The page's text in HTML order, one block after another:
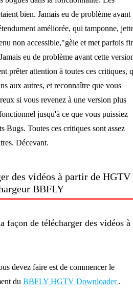
bien. Jamais eu de problème avant
améliorée, qui tamponne,
non accessible,"gèle et met parfois
eu de problème avant cette
prêter attention à toutes ces critiques,
aux autres, et reconnaître que vous
si vous revenez à une version plus
jusqu'à ce que vous puissiez
Bugs. Toutes ces critiques sont assez
Décevant.
des vidéos à partir de HGTV
BBFLY
façon de télécharger des vidéos à
devez faire est de commencer le
du BBFLY HGTV Downloader .